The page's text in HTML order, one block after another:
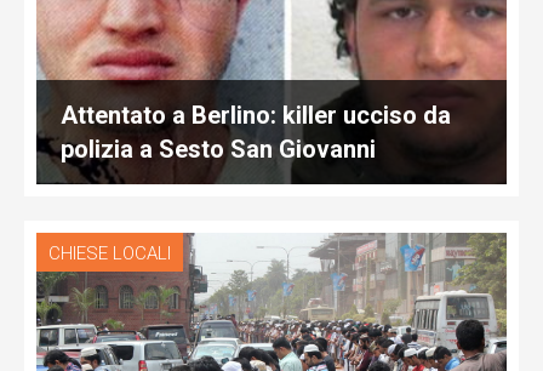
Attentato a Berlino: killer ucciso da
polizia a Sesto San Giovanni
CHIESE LOCALI